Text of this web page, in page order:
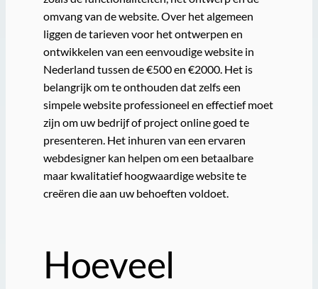
omvang van de website. Over het algemeen
liggen de tarieven voor het ontwerpen en
ontwikkelen van een eenvoudige website in
Nederland tussen de €500 en €2000. Het is
belangrijk om te onthouden dat zelfs een
simpele website professioneel en effectief moet
zijn om uw bedrijf of project online goed te
presenteren. Het inhuren van een ervaren
webdesigner kan helpen om een betaalbare
maar kwalitatief hoogwaardige website te
creëren die aan uw behoeften voldoet.
Hoeveel